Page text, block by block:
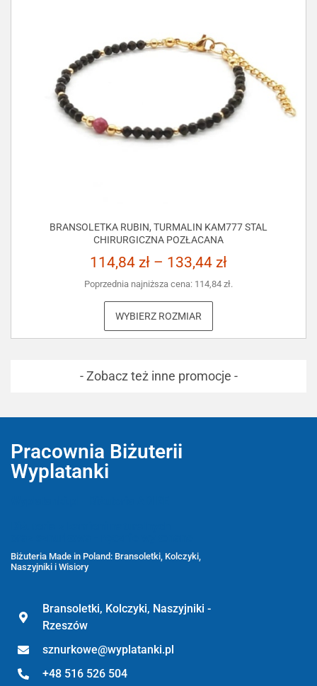
BRANSOLETKA RUBIN, TURMALIN KAM777 STAL
CHIRURGICZNA POZŁACANA
114,84 zł – 133,44 zł
Poprzednia najniższa cena: 114,84 zł.
WYBIERZ ROZMIAR
- Zobacz też inne promocje -
Pracownia Biżuterii
Wyplatanki
Biżuteria Made in Poland: Bransoletki, Kolczyki,
Naszyjniki i Wisiory
Bransoletki, Kolczyki, Naszyjniki -
Rzeszów
sznurkowe@wyplatanki.pl
+48 516 526 504